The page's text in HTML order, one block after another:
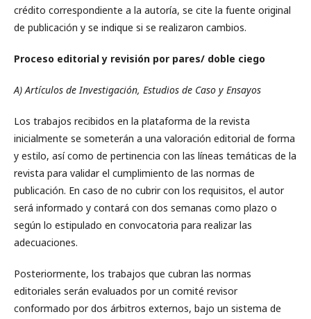
crédito correspondiente a la autoría, se cite la fuente original
de publicación y se indique si se realizaron cambios.
Proceso editorial y revisión por pares/ doble ciego
A) Artículos de Investigación, Estudios de Caso y Ensayos
Los trabajos recibidos en la plataforma de la revista
inicialmente se someterán a una valoración editorial de forma
y estilo, así como de pertinencia con las líneas temáticas de la
revista para validar el cumplimiento de las normas de
publicación. En caso de no cubrir con los requisitos, el autor
será informado y contará con dos semanas como plazo o
según lo estipulado en convocatoria para realizar las
adecuaciones.
Posteriormente, los trabajos que cubran las normas
editoriales serán evaluados por un comité revisor
conformado por dos árbitros externos, bajo un sistema de